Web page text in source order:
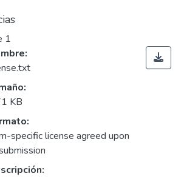
1
KB
specific license agreed upon